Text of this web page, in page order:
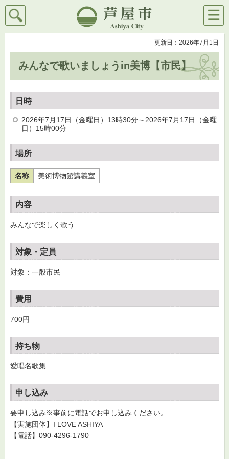
芦屋市
検索
メニ
ュー
更新日：2026年7月1日
みんなで歌いましょうin美博【市民】
日時
2026年7月17日（金曜日）13時30分～2026年7月17日（金曜
日）15時00分
場所
名称 美術博物館講義室
内容
みんなで楽しく歌う
対象・定員
対象：一般市民
費用
700円
持ち物
愛唱名歌集
申し込み
要申し込み※事前に電話でお申し込みください。
【実施団体】I LOVE ASHIYA
【電話】090-4296-1790